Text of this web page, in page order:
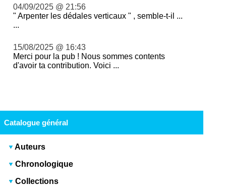
04/09/2025 @ 21:56
" Arpenter les dédales verticaux " , semble-t-il ...
...
15/08/2025 @ 16:43
Merci pour la pub ! Nous sommes contents
d'avoir ta contribution. Voici ...
Catalogue général
Auteurs
Chronologique
Collections